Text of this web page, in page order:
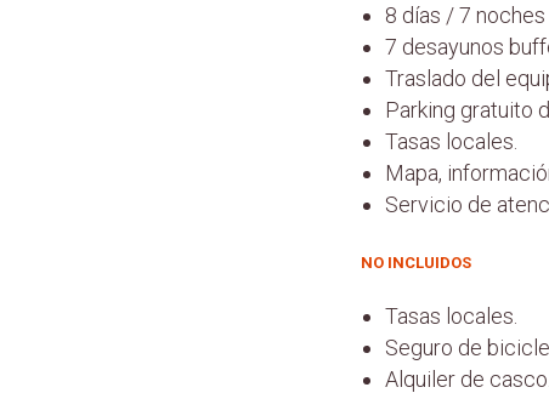
8 días / 7
7 desayunos
Traslado del
Parking gratuito
Tasas locales.
Mapa,
Servicio de
NO INCLUIDOS
Tasas locales.
Seguro de
Alquiler de casco.